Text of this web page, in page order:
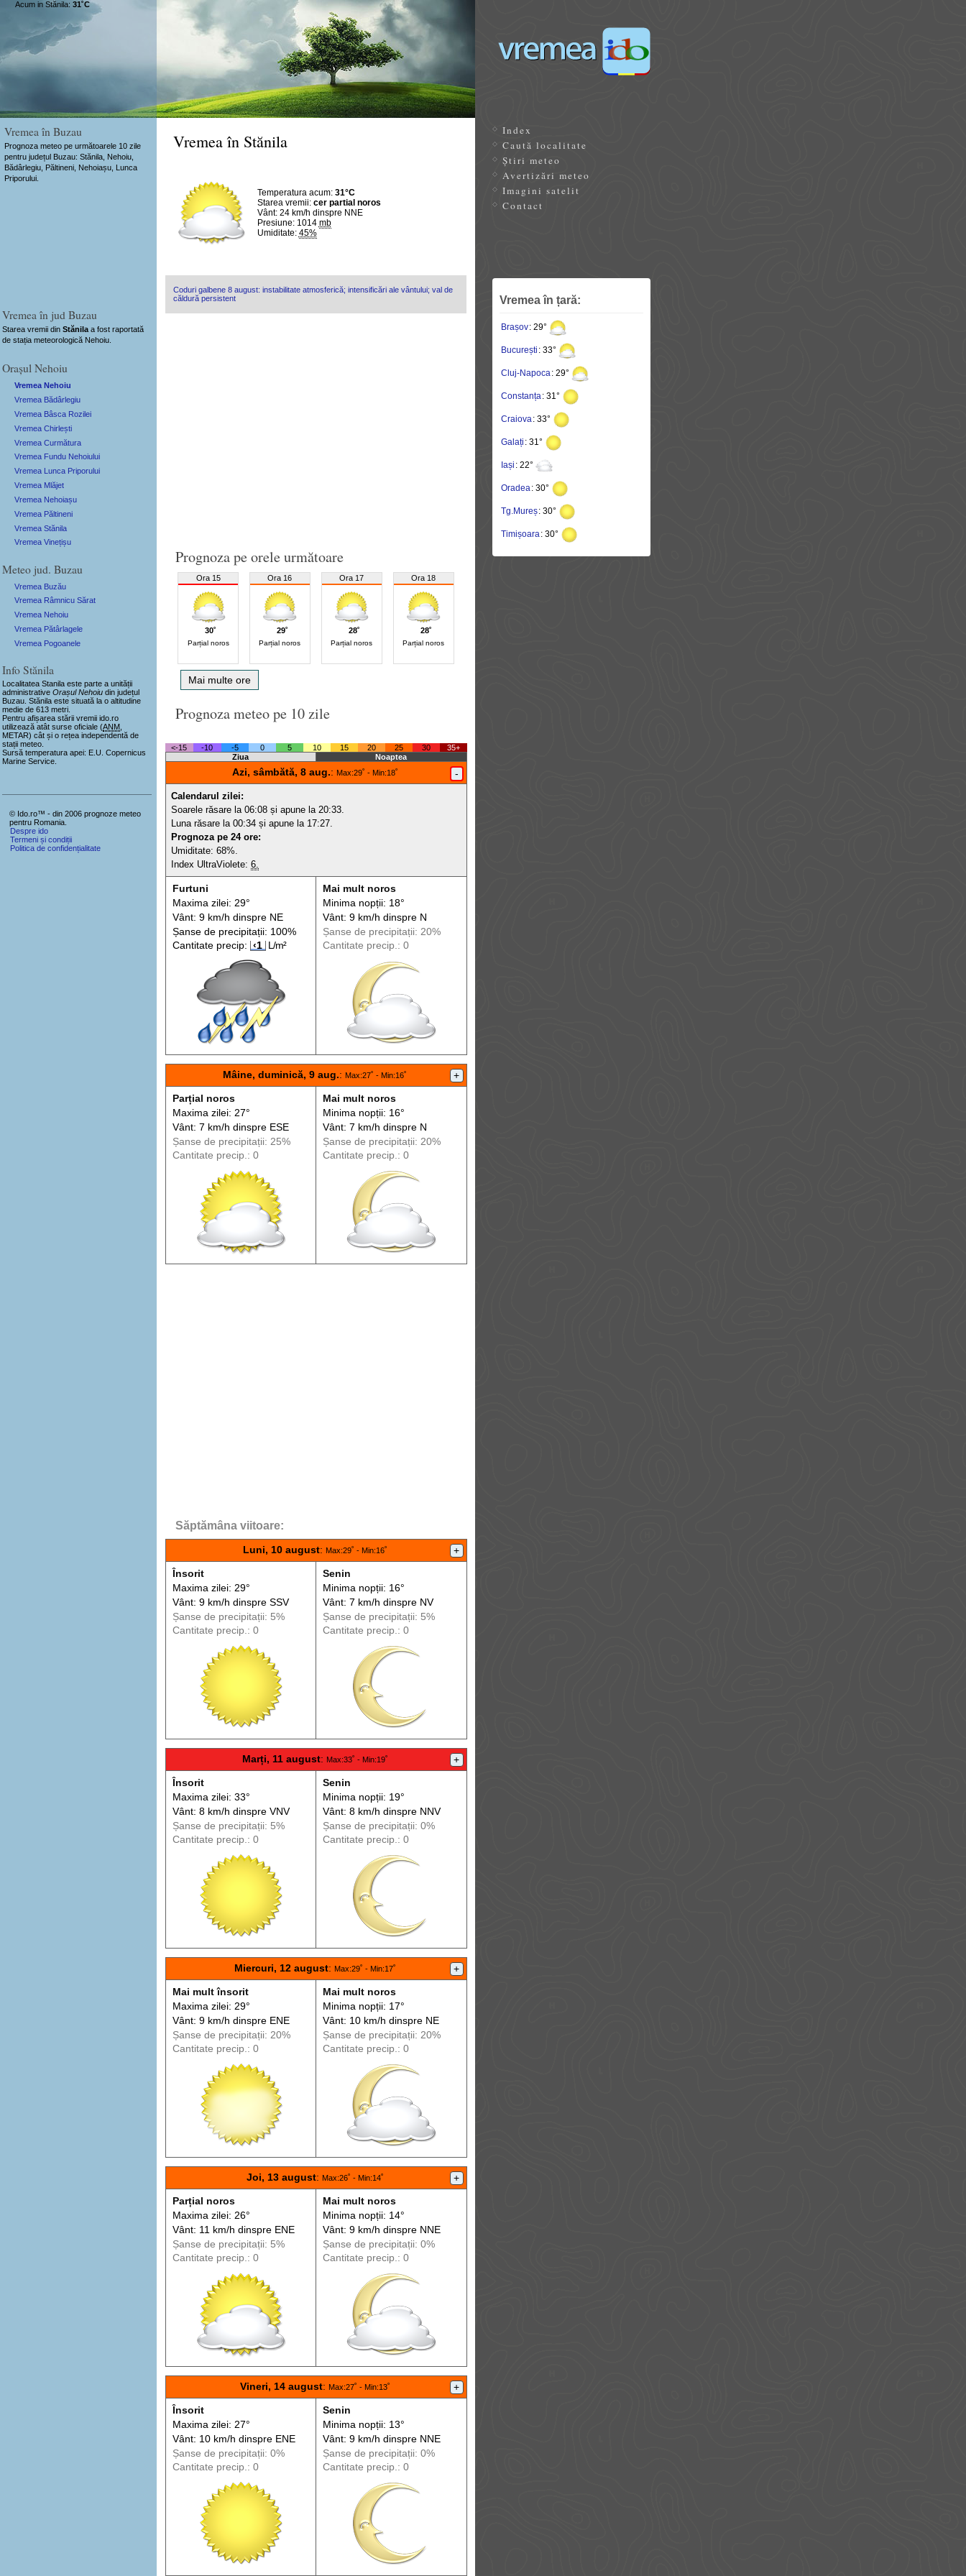
Vremea în Buzau
Prognoza meteo pe următoarele 10 zile
pentru județul Buzau: Stănila, Nehoiu,
Bădârlegiu, Păltineni, Nehoiașu, Lunca
Priporului.
Vremea în Stănila
Temperatura acum: 31°C
Starea vremii: cer partial noros
Vânt: 24 km/h dinspre NNE
Presiune: 1014 mb
Umiditate: 45%
Acum in Stănila: 31˚C
Coduri galbene 8 august: instabilitate atmosferică; intensificări ale vântului; val de
căldură persistent
Prognoza pe orele următoare
Ora 15
30˚
Parțial noros
Ora 16
29˚
Parțial noros
Ora 17
28˚
Parțial noros
Ora 18
28˚
Parțial noros
Mai multe ore
Prognoza meteo pe 10 zile
<-15 -10 -5 0 5 10 15 20 25 30
35+
Ziua
Noaptea
Azi, sâmbătă, 8 aug.: Max:29˚ - Min:18˚ -
Calendarul zilei:
Soarele răsare la 06:08 și apune la 20:33.
Luna răsare la 00:34 și apune la 17:27.
Prognoza pe 24 ore:
Umiditate: 68%.
Index UltraViolete:6.
Furtuni
Maxima zilei: 29°
Vânt: 9 km/h dinspreNE
Șanse de precipitații: 100%
Cantitate precip:
‹1 L/m²
Mai mult noros
Minima nopții: 18°
Vânt: 9 km/h dinspreN
Șanse de precipitații: 20%
Cantitate precip.: 0
Mâine, duminică, 9 aug.:Max:27˚ - Min:16˚ +
Parțial noros
Maxima zilei: 27°
Vânt: 7 km/h dinspreESE
Șanse de precipitații: 25%
Cantitate precip.: 0
Mai mult noros
Minima nopții: 16°
Vânt: 7 km/h dinspreN
Șanse de precipitații: 20%
Cantitate precip.: 0
Săptămâna viitoare:
Luni, 10 august: Max:29˚ - Min:16˚ +
Însorit
Maxima zilei: 29°
Vânt: 9 km/h dinspreSSV
Șanse de precipitații: 5%
Cantitate precip.: 0
Senin
Minima nopții: 16°
Vânt: 7 km/h dinspreNV
Șanse de precipitații: 5%
Cantitate precip.: 0
Marți, 11 august: Max:33˚ - Min:19˚ +
Însorit
Maxima zilei: 33°
Vânt: 8 km/h dinspreVNV
Șanse de precipitații: 5%
Cantitate precip.: 0
Senin
Minima nopții: 19°
Vânt: 8 km/h dinspreNNV
Șanse de precipitații: 0%
Cantitate precip.: 0
Miercuri, 12 august: Max:29˚ - Min:17˚ +
Mai mult însorit
Maxima zilei: 29°
Vânt: 9 km/h dinspreENE
Șanse de precipitații: 20%
Cantitate precip.: 0
Mai mult noros
Minima nopții: 17°
Vânt: 10 km/h dinspreNE
Șanse de precipitații: 20%
Cantitate precip.: 0
Joi, 13 august: Max:26˚ - Min:14˚ +
Parțial noros
Maxima zilei: 26°
Vânt: 11 km/h dinspreENE
Șanse de precipitații: 5%
Cantitate precip.: 0
Mai mult noros
Minima nopții: 14°
Vânt: 9 km/h dinspreNNE
Șanse de precipitații: 0%
Cantitate precip.: 0
Vineri, 14 august: Max:27˚ - Min:13˚ +
Însorit
Maxima zilei: 27°
Vânt: 10 km/h dinspreENE
Șanse de precipitații: 0%
Cantitate precip.: 0
Senin
Minima nopții: 13°
Vânt: 9 km/h dinspreNNE
Șanse de precipitații: 0%
Cantitate precip.: 0
Index
Caută localitate
Știri meteo
Avertizări meteo
Imagini satelit
Contact
Vremea în țară:
Brașov: 29°
București : 33°
Cluj-Napoca: 29°
Constanța: 31°
Craiova: 33°
Galați : 31°
Iași : 22°
Oradea: 30°
Tg.Mureș: 30°
Timișoara: 30°
Vremea în jud Buzau
Starea vremii dinStănila a fost raportată
de stația meteorologică Nehoiu.
Orașul Nehoiu
Vremea Nehoiu
Vremea Bădârlegiu
Vremea Bâsca Rozilei
Vremea Chirlești
Vremea Curmătura
Vremea Fundu Nehoiului
Vremea Lunca Priporului
Vremea Mlăjet
Vremea Nehoiașu
Vremea Păltineni
Vremea Stănila
Vremea Vinețișu
Meteo jud. Buzau
Vremea Buzău
Vremea Râmnicu Sărat
Vremea Nehoiu
Vremea Pătârlagele
Vremea Pogoanele
Info Stănila
Localitatea Stanila este parte a unității
administrativeOrașul Nehoiu din județul
Buzau. Stănila este situată la o altitudine
medie de 613 metri.
Pentru afișarea stării vremii ido.ro
utilizează atât surse oficiale (ANM
METAR) cât și o rețea independentă de
stații meteo.
Sursă temperatura apei: E.U. Copernicus
Marine Service.
© Ido.ro™ - din 2006 prognoze meteo
pentru Romania.
Despre ido
Termeni și condiții
Politica de confidențialitate